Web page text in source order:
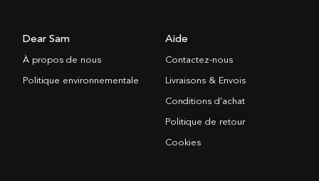
Dear Sam
À propos de nous
Politique environnementale
Aide
Contactez-nous
Livraisons & Envois
Conditions d’achat
Politique de retour
Cookies